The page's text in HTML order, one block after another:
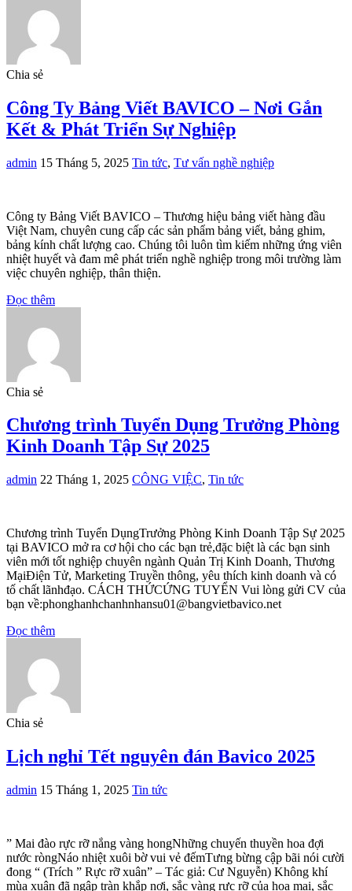
Chia sẻ
Công Ty Bảng Viết BAVICO – Nơi Gắn
Kết & Phát Triển Sự Nghiệp
admin 15 Tháng 5, 2025 Tin tức, Tư vấn nghề nghiệp
Công ty Bảng Viết BAVICO – Thương hiệu bảng viết hàng đầu
Việt Nam, chuyên cung cấp các sản phẩm bảng viết, bảng ghim,
bảng kính chất lượng cao. Chúng tôi luôn tìm kiếm những ứng viên
nhiệt huyết và đam mê phát triển nghề nghiệp trong môi trường làm
việc chuyên nghiệp, thân thiện.
Đọc thêm
Chia sẻ
Chương trình Tuyển Dụng Trưởng Phòng
Kinh Doanh Tập Sự 2025
admin 22 Tháng 1, 2025 CÔNG VIỆC, Tin tức
Chương trình Tuyển DụngTrưởng Phòng Kinh Doanh Tập Sự 2025
tại BAVICO mở ra cơ hội cho các bạn trẻ,đặc biệt là các bạn sinh
viên mới tốt nghiệp chuyên ngành Quản Trị Kinh Doanh, Thương
MạiĐiện Tử, Marketing Truyền thông, yêu thích kinh doanh và có
tố chất lãnhđạo. CÁCH THỨCỨNG TUYỂN Vui lòng gửi CV của
bạn về:phonghanhchanhnhansu01@bangvietbavico.net
Đọc thêm
Chia sẻ
Lịch nghỉ Tết nguyên đán Bavico 2025
admin 15 Tháng 1, 2025 Tin tức
” Mai đào rực rỡ nắng vàng hongNhững chuyến thuyền hoa đợi
nước ròngNáo nhiệt xuôi bờ vui vẻ đếmTưng bừng cập bãi nói cười
đong “ (Trích ” Rực rỡ xuân” – Tác giả: Cư Nguyễn) Không khí
mùa xuân đã ngập tràn khắp nơi, sắc vàng rực rỡ của hoa mai, sắc